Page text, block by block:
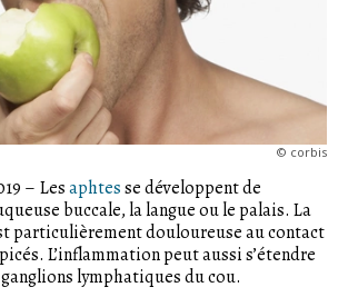
© corbis
– Lesaphtesse développent de
buccale, la langue ou le palais. La
particulièrement douloureuse au contact
L’inflammation peut aussi s’étendre
lymphatiques du cou.